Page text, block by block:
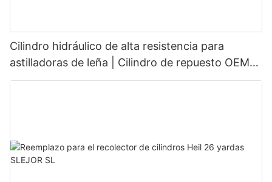
Cilindro hidráulico de alta resistencia para
astilladoras de leña | Cilindro de repuesto OEM
para astilladoras de leña de 20 a 45 toneladas